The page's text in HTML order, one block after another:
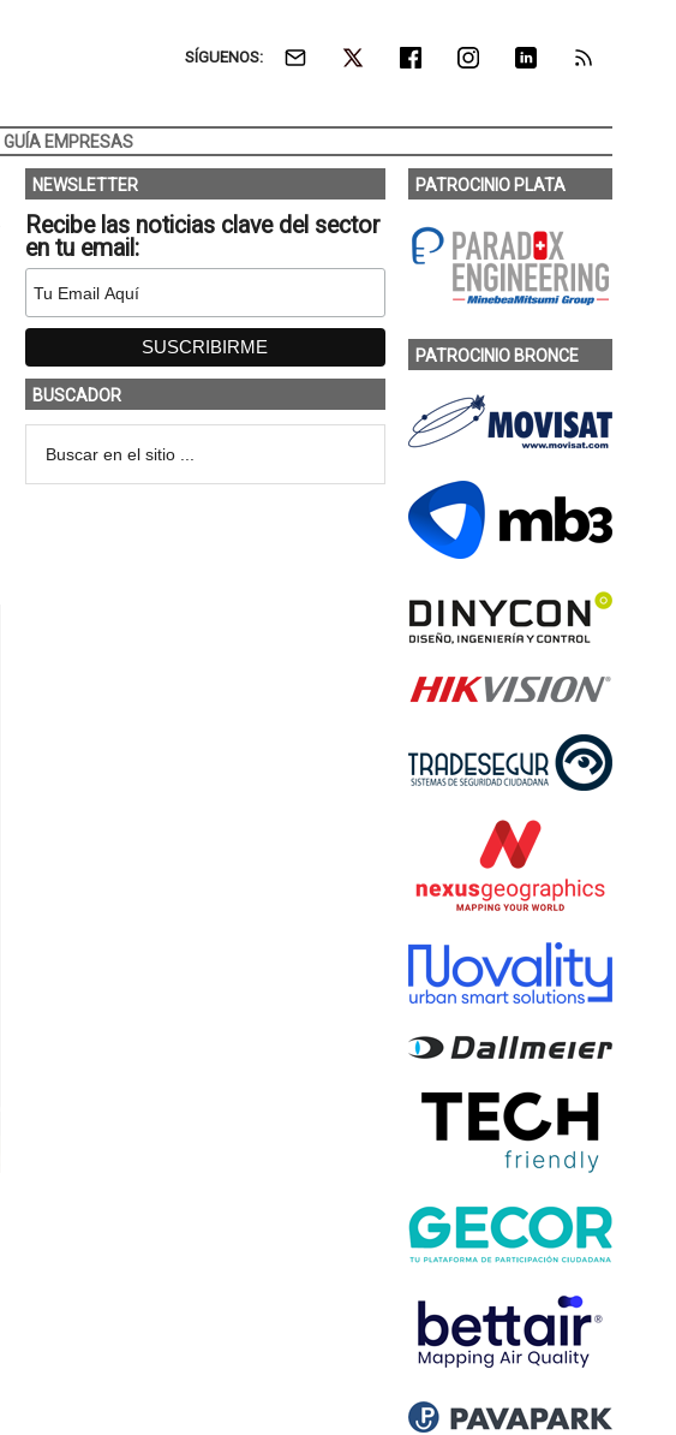
SÍGUENOS:
GUÍA EMPRESAS
NEWSLETTER
Recibe las noticias clave del sector
en tu email:
BUSCADOR
PATROCINIO PLATA
PATROCINIO BRONCE